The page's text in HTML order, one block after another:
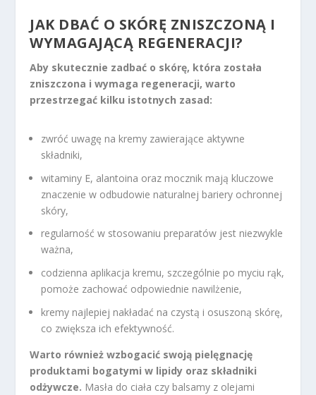
JAK DBAĆ O SKÓRĘ ZNISZCZONĄ I
WYMAGAJĄCĄ REGENERACJI?
Aby skutecznie zadbać o skórę, która została
zniszczona i wymaga regeneracji, warto
przestrzegać kilku istotnych zasad:
zwróć uwagę na kremy zawierające aktywne
składniki,
witaminy E, alantoina oraz mocznik mają kluczowe
znaczenie w odbudowie naturalnej bariery ochronnej
skóry,
regularność w stosowaniu preparatów jest niezwykle
ważna,
codzienna aplikacja kremu, szczególnie po myciu rąk,
pomoże zachować odpowiednie nawilżenie,
kremy najlepiej nakładać na czystą i osuszoną skórę,
co zwiększa ich efektywność.
Warto również wzbogacić swoją pielęgnację
produktami bogatymi w lipidy oraz składniki
odżywcze. Masła do ciała czy balsamy z olejami